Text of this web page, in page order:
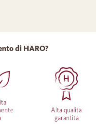
di HARO?
Alta qualità
garantita